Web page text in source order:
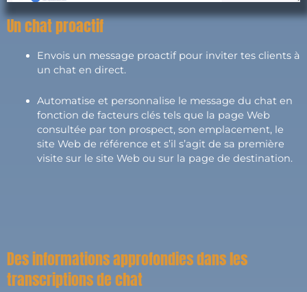
Un chat proactif
Envois un message proactif pour inviter tes clients à
un chat en direct.
Automatise et personnalise le message du chat en
fonction de facteurs clés tels que la page Web
consultée par ton prospect, son emplacement, le
site Web de référence et s’il s’agit de sa première
visite sur le site Web ou sur la page de destination.
Des informations approfondies dans les
transcriptions de chat